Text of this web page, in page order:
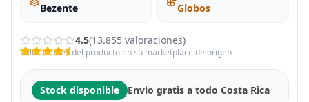
Bezente Globos
4.5(13.855 valoraciones)
Valoraciones del producto en su marketplace de origen
Stock disponible Envio gratis a todo Costa Rica